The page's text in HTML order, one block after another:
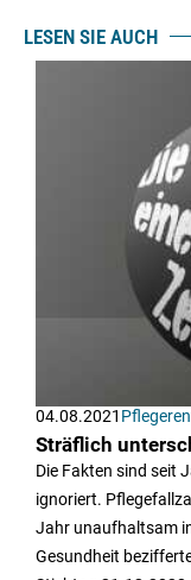
LESEN SIE AUCH
04.08.2021
Sträflich
Die Fakten sind seit
ignoriert.
Jahr unaufhaltsam
Gesundheit